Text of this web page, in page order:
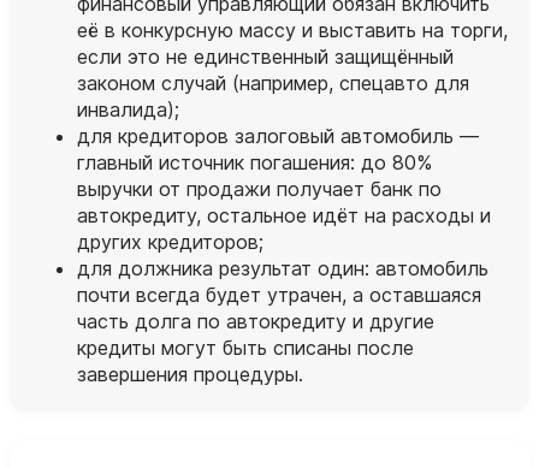
её в конкурсную массу и выставить на торги,
если это не единственный защищённый
законом случай (например, спецавто для
инвалида);
для кредиторов залоговый автомобиль —
главный источник погашения: до 80%
выручки от продажи получает банк по
автокредиту, остальное идёт на расходы и
других кредиторов;
для должника результат один: автомобиль
почти всегда будет утрачен, а оставшаяся
часть долга по автокредиту и другие
кредиты могут быть списаны после
завершения процедуры.